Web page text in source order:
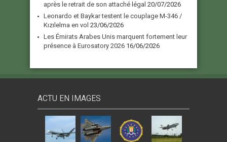
après le retrait de son attaché légal 20/07/2026
Leonardo et Baykar testent le couplage M-346 /
Kızılelma en vol 23/06/2026
Les Émirats Arabes Unis marquent fortement leur
présence à Eurosatory 2026 16/06/2026
ACTU EN IMAGES